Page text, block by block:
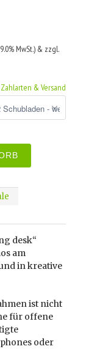
MwSt.) & zzgl.
Zahlarten & Versand
desk“
am
in kreative
ist nicht
für offene
oder